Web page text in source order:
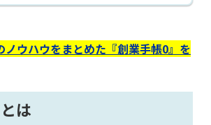
ノウハウをまとめた『創業手帳0』を
は